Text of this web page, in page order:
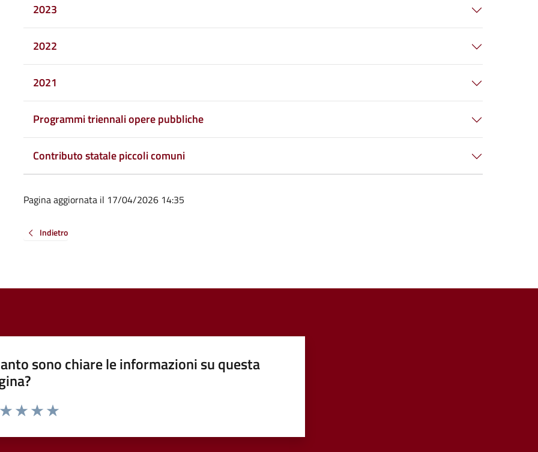
2023
2022
2021
Programmi triennali opere pubbliche
Contributo statale piccoli comuni
Pagina aggiornata il 17/04/2026 14:35
Indietro
sono chiare le informazioni su questa
da 1 a 5 stelle la pagina